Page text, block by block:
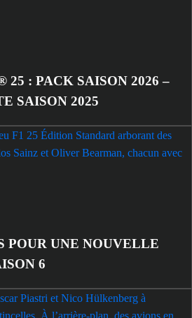
25 : PACK SAISON 2026 –
SAISON 2025
POUR UNE NOUVELLE
6